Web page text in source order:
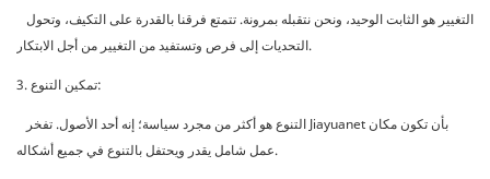
التحديات إلى فرص وتستفيد من التغيير من أجل الابتكار.
3. تمكين التنوع:
عمل شامل يقدر ويحتفل بالتنوع في جميع أشكاله.